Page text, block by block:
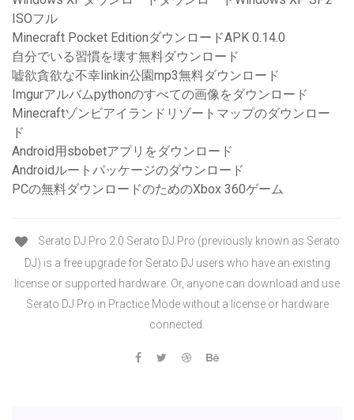
ISOフル
Minecraft Pocket EditionダウンロードAPK 0.14.0
自分でいる習慣を壊す無料ダウンロード
嘘欲貪欲な不幸linkin公園mp3無料ダウンロード
Imgurアルバムpythonのすべての画像をダウンロード
Minecraftゾンビアイランドリゾートマップのダウンロー
ド
Android用sbobetアプリをダウンロード
Androidルートパッケージのダウンロード
PCの無料ダウンロードのためのXbox 360ゲーム
Serato DJ Pro 2.0 Serato DJ Pro (previously known as Serato
DJ) is a free upgrade for Serato DJ users who have an existing
license or supported hardware. Or, anyone can download and use
Serato DJ Pro in Practice Mode without a license or hardware
connected.